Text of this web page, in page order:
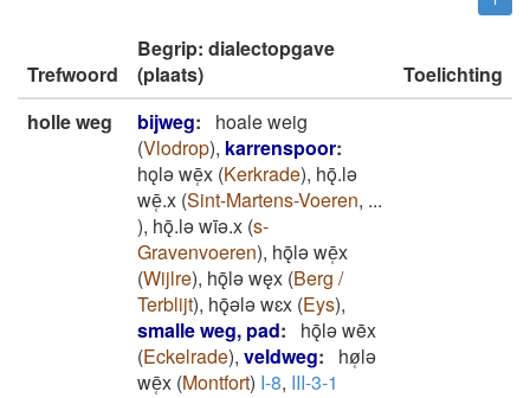
Trefwoord
Begrip: dialectopgave
(plaats)
Toelichting
holle weg
bijweg:
hoale weig
(Vlodrop), karrenspoor:
hǫlǝ wē̜x (Kerkrade), hǭ.lǝ
wē̜.x (Sint-Martens-Voeren, ...
), hǭ.lǝ wīǝ.x (s-
Gravenvoeren), hǭlǝ wē̜x
(Wijlre), hǭlǝ węx (Berg /
Terblijt), hǭǝlǝ wɛx (Eys),
smalle weg, pad:
hǭlǝ wēx
(Eckelrade), veldweg:
hø̜lǝ
wē̜x (Montfort) I-8, III-3-1